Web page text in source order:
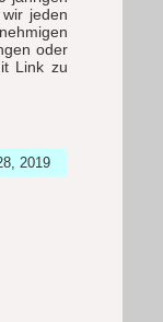
jeden
oder
Link zu
2019